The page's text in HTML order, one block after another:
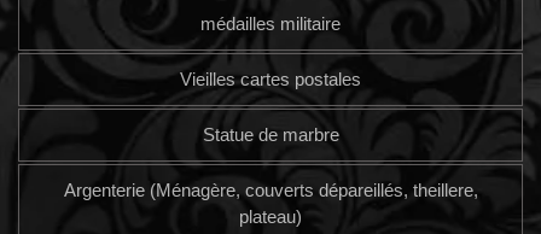
médailles militaire
Vieilles cartes postales
Statue de marbre
Argenterie (Ménagère, couverts dépareillés, theillere,
plateau)